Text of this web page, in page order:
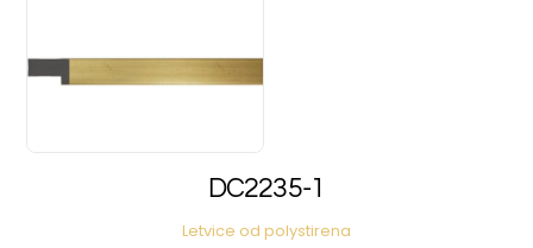
DC2235-1
Letvice od polystirena